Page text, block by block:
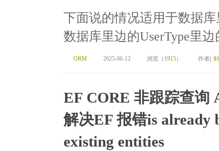
下面说的情况适用于数据
数据库里边的UserType里
ORM 2025-06-12 浏览（ 1915） 作者(
EF CORE 非跟踪查询
解决EF 报错is already
existing entities